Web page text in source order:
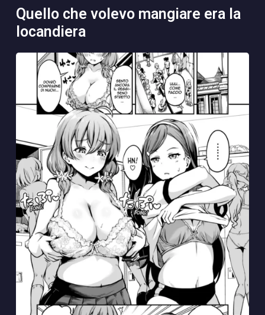
quello che volevo mangiare era la
locandiera